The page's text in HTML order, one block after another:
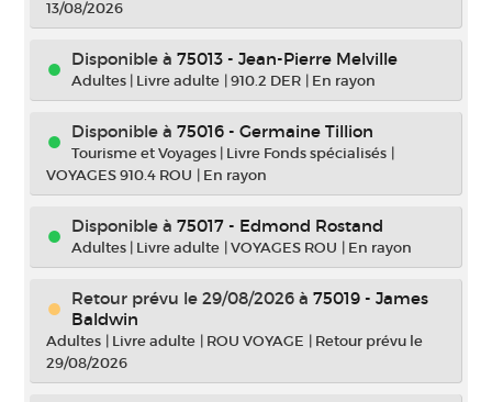
13/08/2026
Disponible à 75013 - Jean-Pierre Melville
Adultes | Livre adulte |910.2 DER | En rayon
Disponible à 75016 - Germaine Tillion
Tourisme et Voyages | Livre Fonds spécialisés |
VOYAGES 910.4 ROU | En rayon
Disponible à 75017 - Edmond Rostand
Adultes | Livre adulte |VOYAGES ROU | En rayon
Retour prévu le 29/08/2026 à 75019 - James
Baldwin
Adultes | Livre adulte | ROU VOYAGE | Retour prévu le
29/08/2026